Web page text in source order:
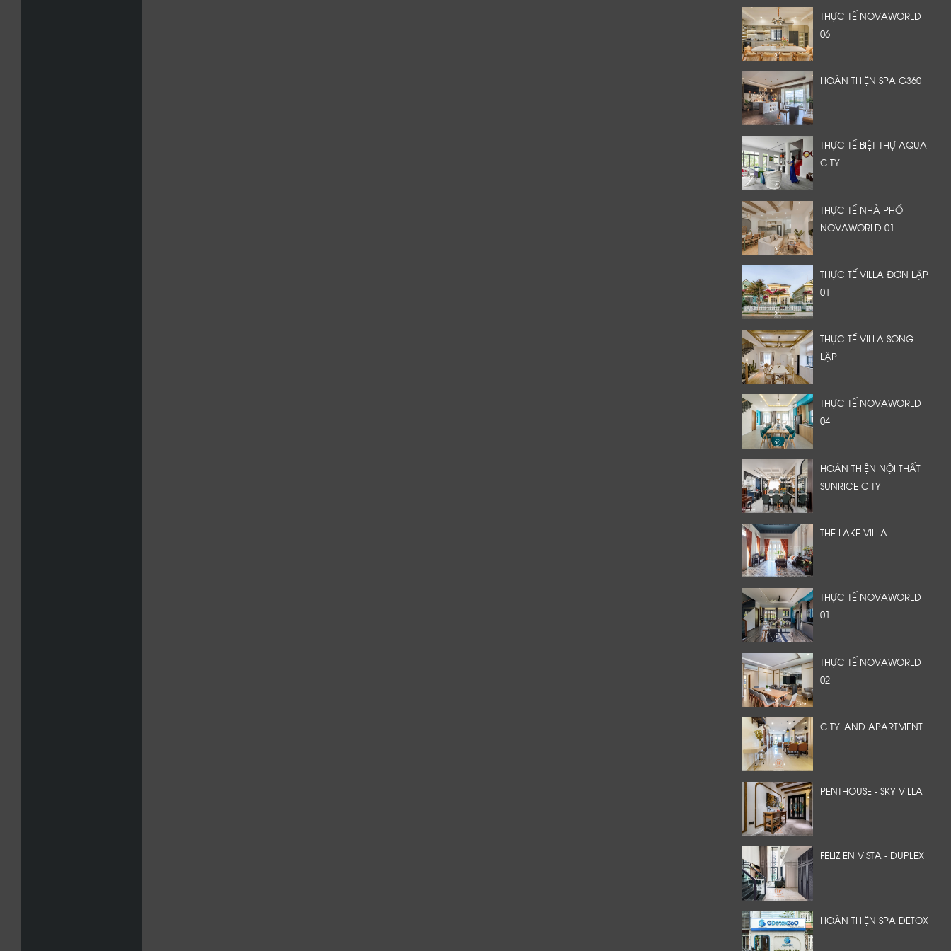
THỰC TẾ NOVAWORLD
06
HOÀN THIỆN SPA G360
THỰC TẾ BIỆT THỰ AQUA
CITY
THỰC TẾ NHÀ PHỐ
NOVAWORLD 01
THỰC TẾ VILLA ĐƠN LẬP
01
THỰC TẾ VILLA SONG
LẬP
THỰC TẾ NOVAWORLD
04
HOÀN THIỆN NỘI THẤT
SUNRICE CITY
THE LAKE VILLA
THỰC TẾ NOVAWORLD
01
THỰC TẾ NOVAWORLD
02
CITYLAND APARTMENT
PENTHOUSE - SKY VILLA
FELIZ EN VISTA - DUPLEX
HOÀN THIỆN SPA DETOX